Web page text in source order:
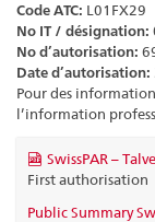
Code ATC: L01FX29
No IT / désignation:
No d’autorisation:
Date d’autorisation:
Pour des
l’information
SwissPAR –
First authorisation
Public Summary